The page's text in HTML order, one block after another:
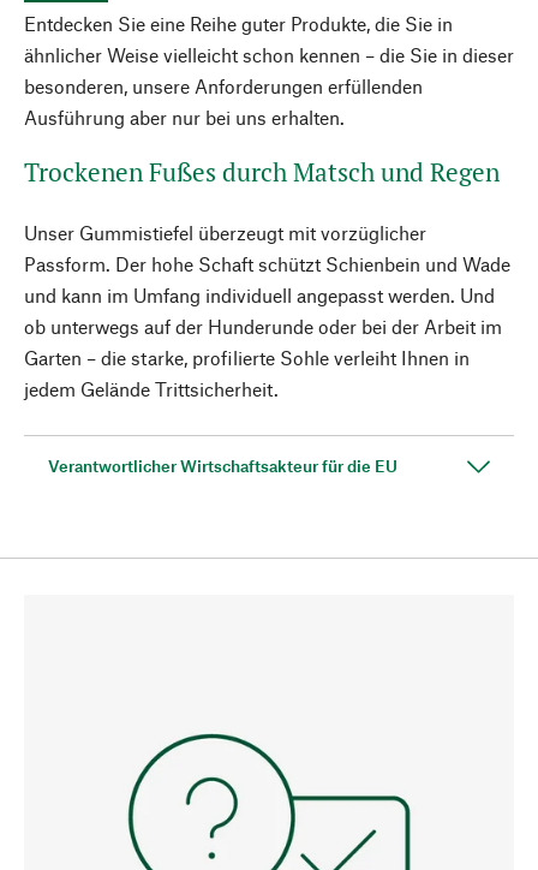
Entdecken Sie eine Reihe guter Produkte, die Sie in
ähnlicher Weise vielleicht schon kennen – die Sie in dieser
besonderen, unsere Anforderungen erfüllenden
Ausführung aber nur bei uns erhalten.
Trockenen Fußes durch Matsch und Regen
Unser Gummistiefel überzeugt mit vorzüglicher
Passform. Der hohe Schaft schützt Schienbein und Wade
und kann im Umfang individuell angepasst werden. Und
ob unterwegs auf der Hunderunde oder bei der Arbeit im
Garten – die starke, profilierte Sohle verleiht Ihnen in
jedem Gelände Tritt­sicherheit.
Verantwortlicher Wirtschaftsakteur für die EU